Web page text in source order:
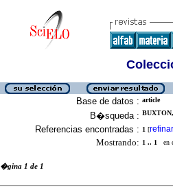
Base de datos : article
B�squeda :
Referencias encontradas : 1 [refinar
Mostrando: 1 .. 1 en
1 de 1